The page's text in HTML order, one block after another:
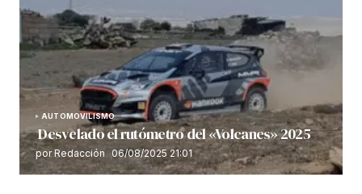
AUTOMOVILISMO
Desvelado el rutómetro del «Volcanes» 2025
por Redacción 06/08/2025 21:01